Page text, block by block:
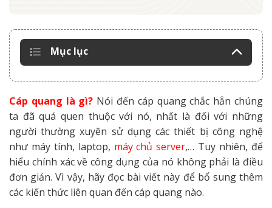
Mục lục
Cáp quang là gì? Nói đến cáp quang chắc hẳn chúng
ta đã quá quen thuộc với nó, nhất là đối với những
người thường xuyên sử dụng các thiết bị công nghệ
như máy tính, laptop, máy chủ server,… Tuy nhiên, để
hiểu chính xác về công dụng của nó không phải là điều
đơn giản. Vì vậy, hãy đọc bài viết này để bổ sung thêm
các kiến thức liên quan đến cáp quang nào.